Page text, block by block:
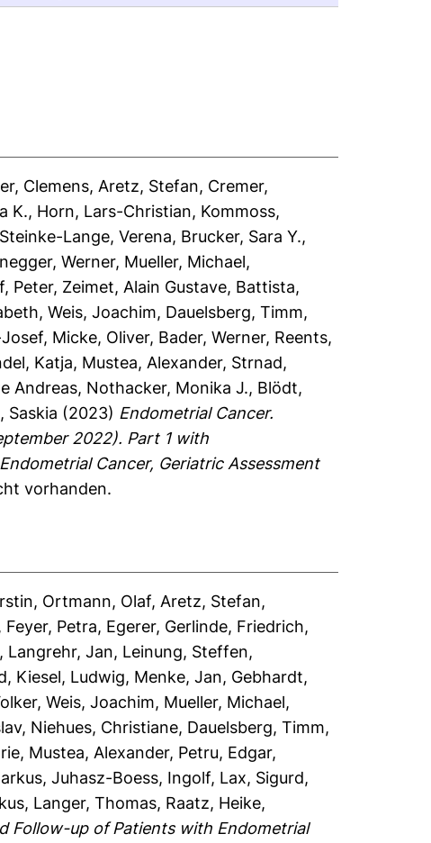
Clemens, Aretz, Stefan, Cremer,
K., Horn, Lars-Christian, Kommoss,
Steinke-Lange, Verena, Brucker, Sara Y.,
Werner, Mueller, Michael,
Peter, Zeimet, Alain Gustave, Battista,
,Weis, Joachim, Dauelsberg, Timm,
, Micke, Oliver, Bader, Werner, Reents,
Katja, Mustea, Alexander, Strnad,
Andreas, Nothacker, Monika J., Blödt,
Saskia (2023) Endometrial Cancer.
2022). Part 1 with
Cancer, Geriatric Assessment
vorhanden.
, Ortmann, Olaf, Aretz, Stefan,
, Feyer, Petra, Egerer, Gerlinde, Friedrich,
, Langrehr, Jan, Leinung, Steffen,
, Kiesel, Ludwig, Menke, Jan, Gebhardt,
,Weis, Joachim, Mueller, Michael,
, Niehues, Christiane, Dauelsberg, Timm,
, Mustea, Alexander, Petru, Edgar,
,Juhasz-Boess, Ingolf, Lax, Sigurd,
, Langer, Thomas, Raatz, Heike,
Follow-up of Patients with Endometrial